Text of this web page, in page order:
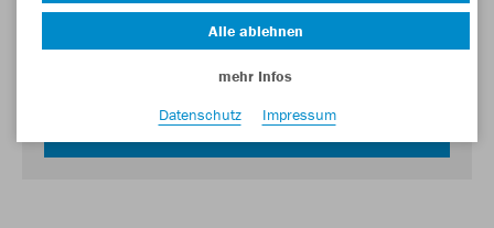
JETZT EINLOGGEN
Alle ablehnen
mehr Infos
Datenschutz
Impressum